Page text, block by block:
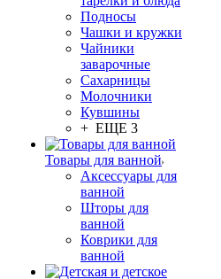
Подносы
Чашки и кружки
Чайники
заварочные
Сахарницы
Молочники
Кувшины
+ ЕЩЕ 3
Товары для ванной
Аксессуары для
ванной
Шторы для
ванной
Коврики для
ванной